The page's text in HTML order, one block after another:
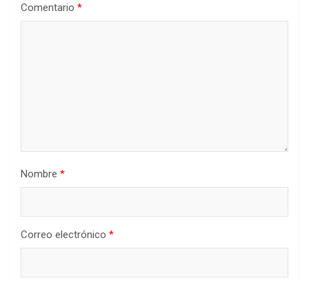
Comentario *
Nombre *
Correo electrónico *